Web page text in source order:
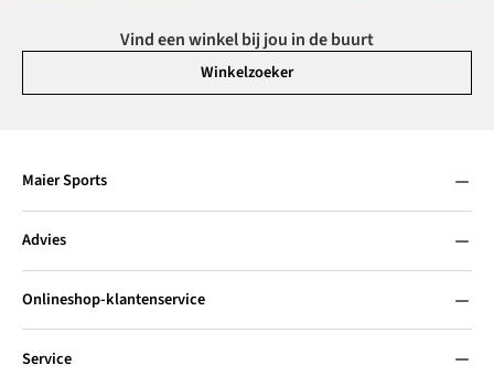
Vind een winkel bij jou in de buurt
Winkelzoeker
Maier Sports
Advies
Onlineshop-klantenservice
Service